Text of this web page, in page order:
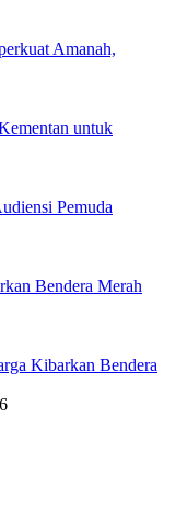
Amanah,
untuk
Pemuda
Bendera Merah
Kibarkan Bendera